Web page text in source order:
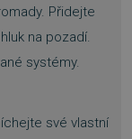
Přidejte
na pozadí.
systémy.
své vlastní